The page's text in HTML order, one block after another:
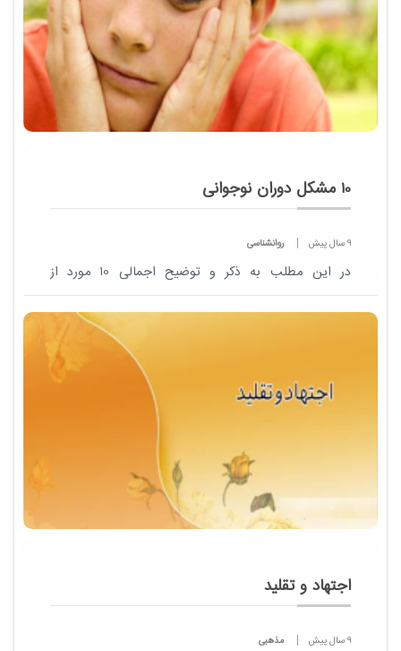
10 مشکل دوران نوجوانی
9 سال پیش روانشناسی
در اين مطلب به ذکر و توضيح ​اجمالی 10 مورد از
همراه باشید .
اجتهاد و تقلید
9 سال پیش مذهبی